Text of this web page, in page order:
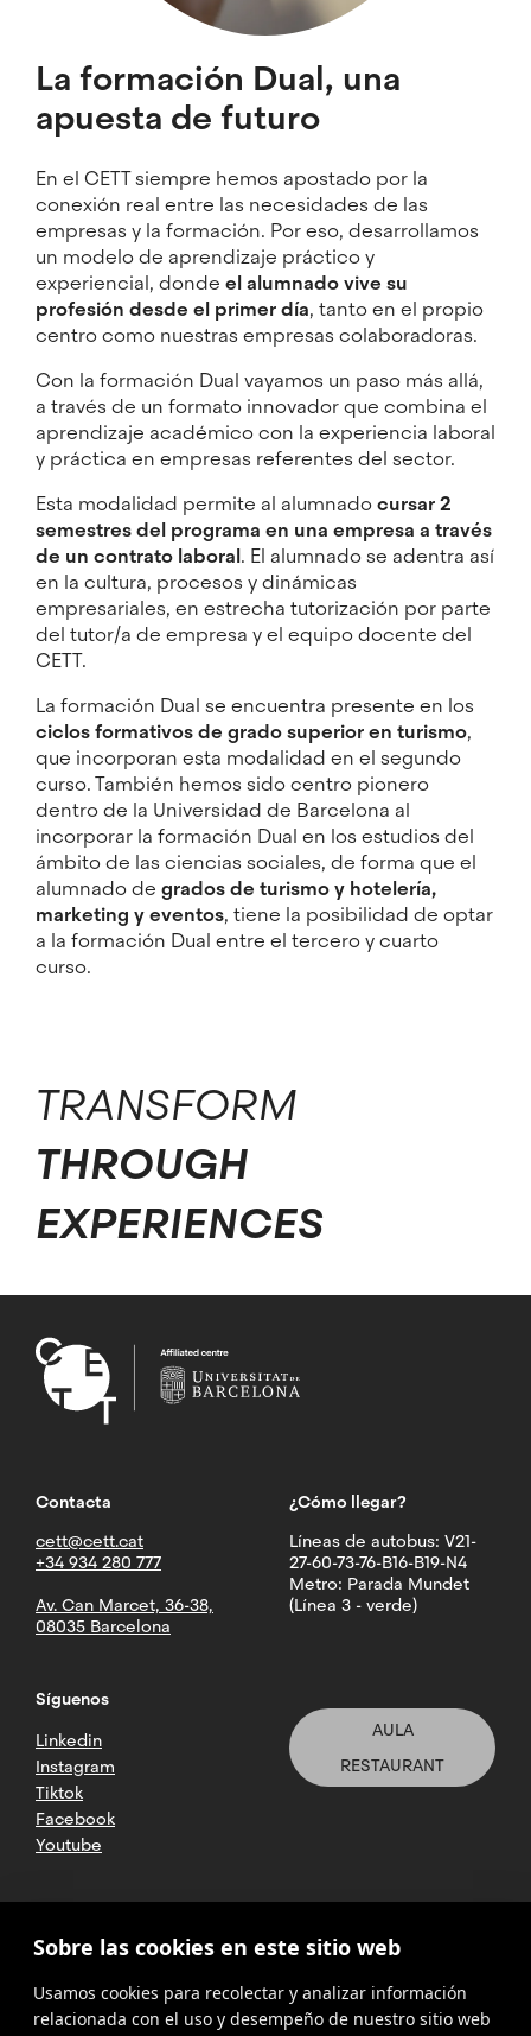
La formación Dual, una
apuesta de futuro
En el CETT siempre hemos apostado por la
conexión real entre las necesidades de las
empresas y la formación. Por eso, desarrollamos
un modelo de aprendizaje práctico y
experiencial, donde el alumnado vive su
profesión desde el primer día, tanto en el propio
centro como nuestras empresas colaboradoras.
Con la formación Dual vayamos un paso más allá,
a través de un formato innovador que combina el
aprendizaje académico con la experiencia laboral
y práctica en empresas referentes del sector.
Esta modalidad permite al alumnadocursar 2
semestres del programa en una empresa a través
de un contrato laboral. El alumnado se adentra así
en la cultura, procesos y dinámicas
empresariales, en estrecha tutorización por parte
del tutor/a de empresa y el equipo docente del
CETT.
La formación Dual se encuentra presente en los
ciclos formativos de grado superior en turismo,
que incorporan esta modalidad en el segundo
curso. También hemos sido centro pionero
dentro de la Universidad de Barcelona al
incorporar la formación Dual en los estudios del
ámbito de las ciencias sociales, de forma que el
alumnado de grados de turismo y hotelería,
marketing y eventos, tiene la posibilidad de optar
a la formación Dual entre el tercero y cuarto
curso.
TRANSFORM
THROUGH
EXPERIENCES
Contacta
cett@cett.cat
+34 934 280 777
Av. Can Marcet, 36-38,
08035 Barcelona
¿Cómo llegar?
Líneas de autobus: V21-
27-60-73-76-B16-B19-N4
Metro: Parada Mundet
(Línea 3 - verde)
Síguenos
Linkedin
Instagram
Tiktok
Facebook
Youtube
AULA
RESTAURANT
2025 CETT. Todos los derechos
reservados
Aviso legal
Sobre las cookies en este sitio web
Usamos cookies para recolectar y analizar información
relacionada con el uso y desempeño de nuestro sitio web